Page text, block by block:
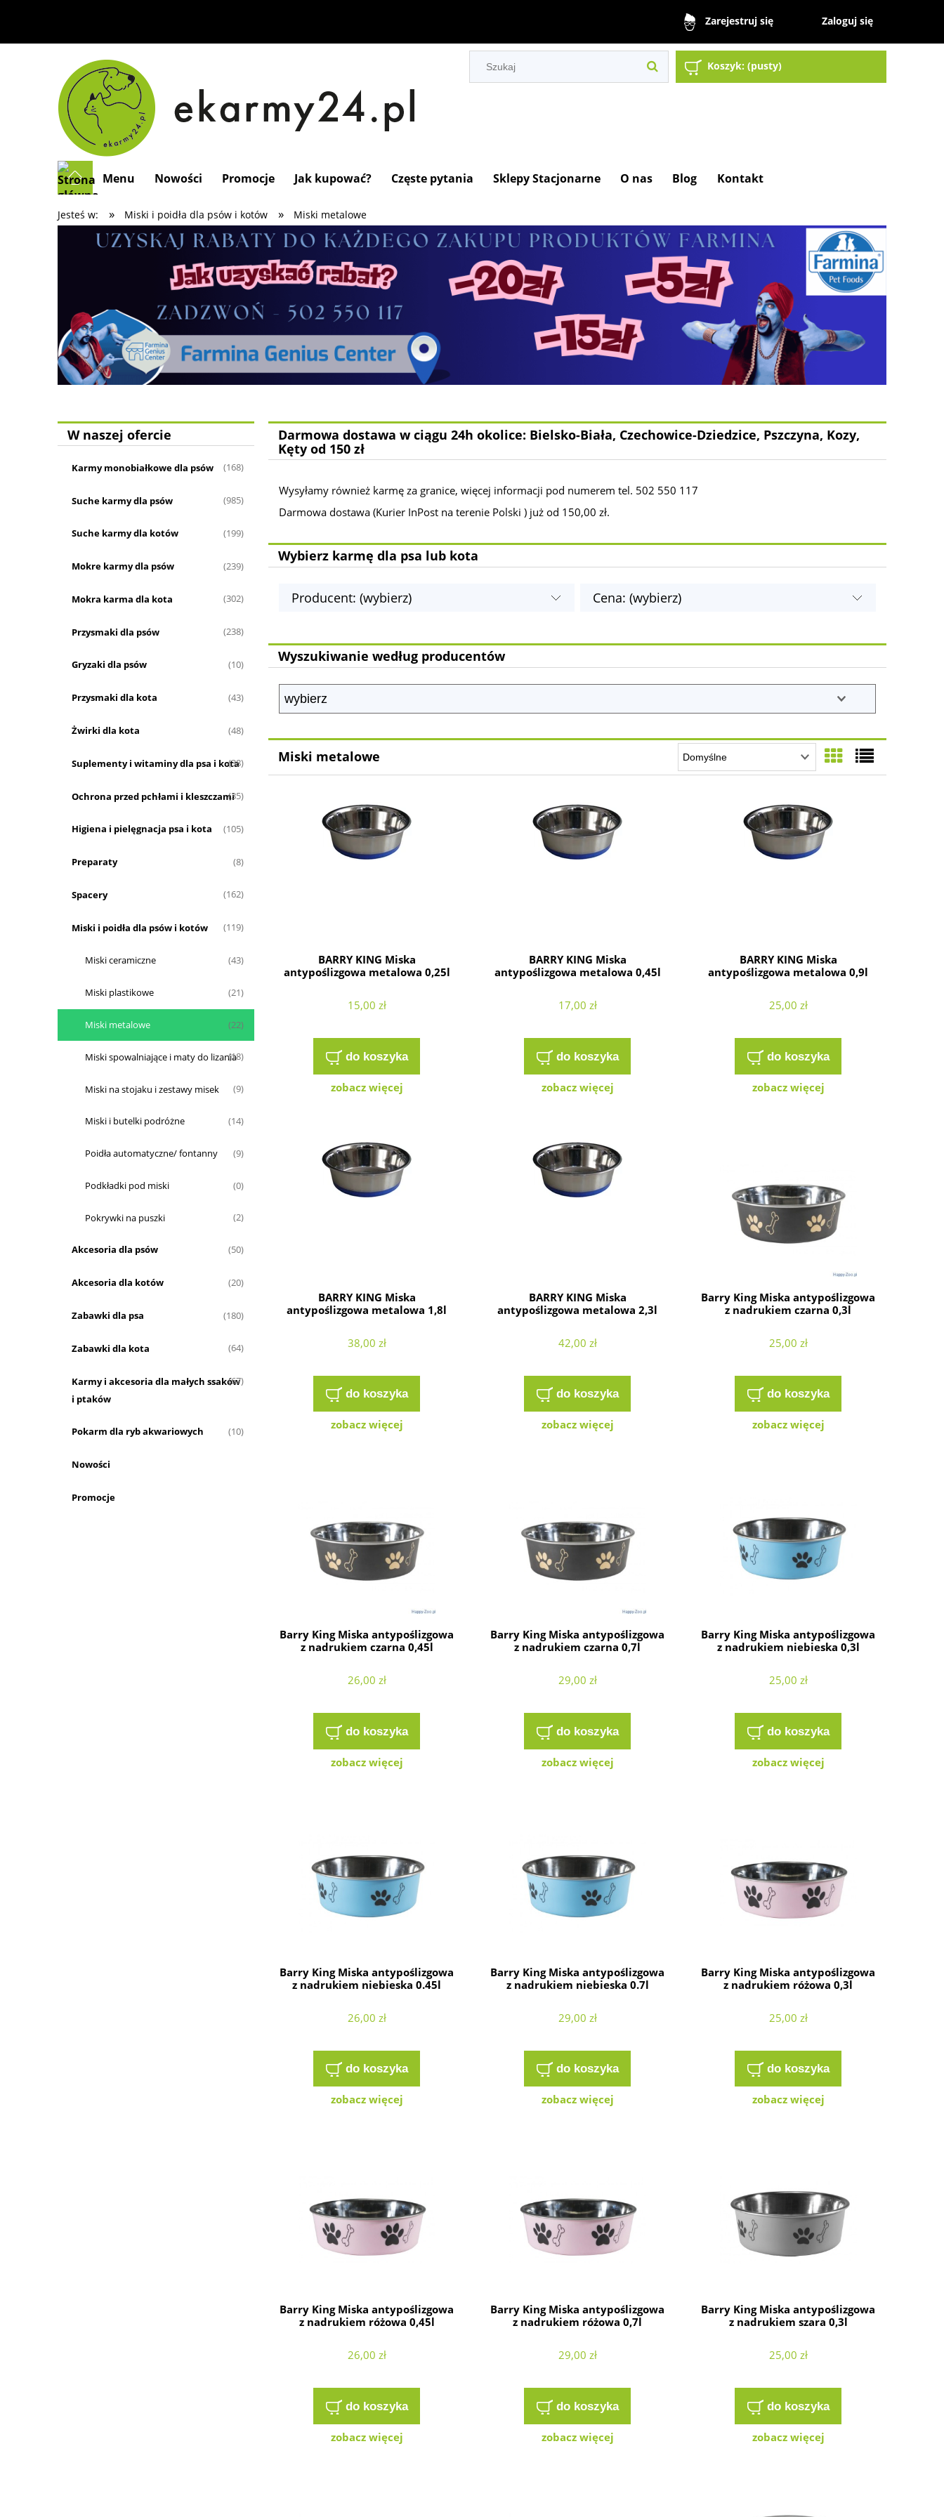
Zarejestruj się Zaloguj się
Koszyk: (pusty)
Menu Nowości Promocje Jak kupować? Częste pytania Sklepy Stacjonarne O nas Blog Kontakt
Jesteś w: » Miski i poidła dla psów i kotów » Miski metalowe
W naszej ofercie
Karmy monobiałkowe dla psów (168)
Suche karmy dla psów (985)
Suche karmy dla kotów (199)
Mokre karmy dla psów (239)
Mokra karma dla kota (302)
Przysmaki dla psów (238)
Gryzaki dla psów (10)
Przysmaki dla kota (43)
Żwirki dla kota (48)
Suplementy i witaminy dla psa i kota
(38)
Ochrona przed pchłami i kleszczami(35)
Higiena i pielęgnacja psa i kota (105)
Preparaty (8)
Spacery (162)
Miski i poidła dla psów i kotów (119)
Miski ceramiczne (43)
Miski plastikowe (21)
Miski metalowe (22)
Miski spowalniające i maty do lizania(18)
Miski na stojaku i zestawy misek (9)
Miski i butelki podróżne (14)
Poidła automatyczne/ fontanny (9)
Podkładki pod miski (0)
Pokrywki na puszki (2)
Akcesoria dla psów (50)
Akcesoria dla kotów (20)
Zabawki dla psa (180)
Zabawki dla kota (64)
Karmy i akcesoria dla małych ssaków
i ptaków
(67)
Pokarm dla ryb akwariowych (10)
Nowości
Promocje
Darmowa dostawa w ciągu 24h okolice: Bielsko-Biała, Czechowice-Dziedzice, Pszczyna, Kozy,
Kęty od 150 zł
Wysyłamy również karmę za granice, więcej informacji pod numerem tel. 502 550 117
Darmowa dostawa (Kurier InPost na terenie Polski ) już od 150,00 zł.
Wybierz karmę dla psa lub kota
Producent: (wybierz) Cena: (wybierz)
Wyszukiwanie według producentów
Miski metalowe
BARRY KING Miska
antypoślizgowa metalowa 0,25l
15,00 zł
do koszyka
zobacz więcej
BARRY KING Miska
antypoślizgowa metalowa 0,45l
17,00 zł
do koszyka
zobacz więcej
BARRY KING Miska
antypoślizgowa metalowa 0,9l
25,00 zł
do koszyka
zobacz więcej
BARRY KING Miska
antypoślizgowa metalowa 1,8l
38,00 zł
do koszyka
zobacz więcej
BARRY KING Miska
antypoślizgowa metalowa 2,3l
42,00 zł
do koszyka
zobacz więcej
Barry King Miska antypoślizgowa
z nadrukiem czarna 0,3l
25,00 zł
do koszyka
zobacz więcej
Barry King Miska antypoślizgowa
z nadrukiem czarna 0,45l
26,00 zł
do koszyka
zobacz więcej
Barry King Miska antypoślizgowa
z nadrukiem czarna 0,7l
29,00 zł
do koszyka
zobacz więcej
Barry King Miska antypoślizgowa
z nadrukiem niebieska 0,3l
25,00 zł
do koszyka
zobacz więcej
Barry King Miska antypoślizgowa
z nadrukiem niebieska 0.45l
26,00 zł
do koszyka
zobacz więcej
Barry King Miska antypoślizgowa
z nadrukiem niebieska 0.7l
29,00 zł
do koszyka
zobacz więcej
Barry King Miska antypoślizgowa
z nadrukiem różowa 0,3l
25,00 zł
do koszyka
zobacz więcej
Barry King Miska antypoślizgowa
z nadrukiem różowa 0,45l
26,00 zł
do koszyka
zobacz więcej
Barry King Miska antypoślizgowa
z nadrukiem różowa 0,7l
29,00 zł
do koszyka
zobacz więcej
Barry King Miska antypoślizgowa
z nadrukiem szara 0,3l
25,00 zł
do koszyka
zobacz więcej